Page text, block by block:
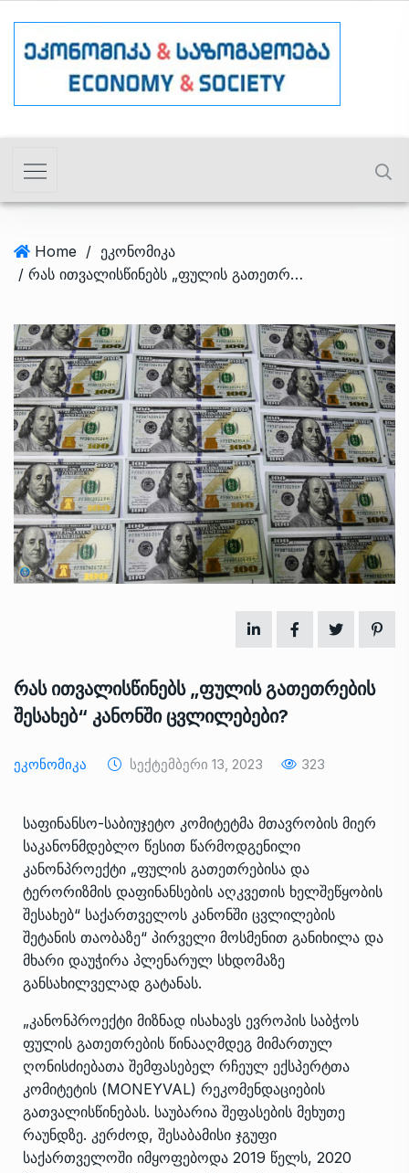
Home / ეკონომიკა
/ რას ითვალისწინებს „ფულის გათეთრების შესახებ“ კანონში ცვლილებები?
რას ითვალისწინებს „ფულის გათეთრების
შესახებ“ კანონში ცვლილებები?
Ეკონომიკა Სექტემბერი 13, 2023 323
საფინანსო-საბიუჯეტო კომიტეტმა მთავრობის მიერ
საკანონმდებლო წესით წარმოდგენილი
კანონპროექტი „ფულის გათეთრებისა და
ტერორიზმის დაფინანსების აღკვეთის ხელშეწყობის
შესახებ“ საქართველოს კანონში ცვლილების
შეტანის თაობაზე“ პირველი მოსმენით განიხილა და
მხარი დაუჭირა პლენარულ სხდომაზე
განსახილველად გატანას.
„კანონპროექტი მიზნად ისახავს ევროპის საბჭოს
ფულის გათეთრების წინააღმდეგ მიმართულ
ღონისძიებათა შემფასებელ რჩეულ ექსპერტთა
კომიტეტის (MONEYVAL) რეკომენდაციების
გათვალისწინებას. საუბარია შეფასების მეხუთე
რაუნდზე. კერძოდ, შესაბამისი ჯგუფი
საქართველოში იმყოფებოდა 2019 წელს, 2020